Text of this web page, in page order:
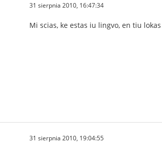
31 sierpnia 2010, 16:47:34
Mi scias, ke estas iu lingvo, en tiu
31 sierpnia 2010, 19:04:55